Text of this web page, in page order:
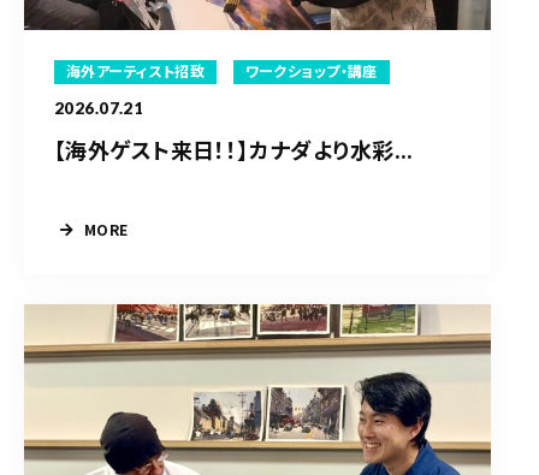
海外アーティスト招致 ワークショップ・講座
2026.07.21
【海外ゲスト来日！！】カナダより水彩...
MORE